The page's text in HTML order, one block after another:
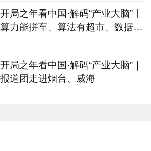
开局之年看中国·解码“产业大脑”丨
算力能拼车、算法有超市、数据不
开局之年看中国·解码“产业大脑”｜
报道团走进烟台、威海